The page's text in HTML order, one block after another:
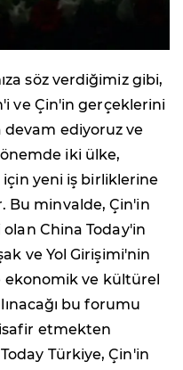
söz verdiğimiz gibi,
ve Çin'in gerçeklerini
ediyoruz ve
iki ülke,
yeni iş birliklerine
Bu minvalde, Çin'in
China Today'in
ve Yol Girişimi'nin
ekonomik ve kültürel
bu forumu
etmekten
Türkiye, Çin'in